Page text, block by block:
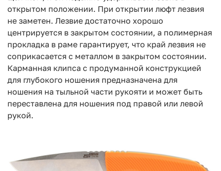
открытом положении. При открытии люфт лезвия
не заметен. Лезвие достаточно хорошо
центрируется в закрытом состоянии, а полимерная
прокладка в раме гарантирует, что край лезвия не
соприкасается с металлом в закрытом состоянии.
Карманная клипса с продуманной конструкцией
для глубокого ношения предназначена для
ношения на тыльной части рукояти и может быть
переставлена для ношения под правой или левой
рукой.